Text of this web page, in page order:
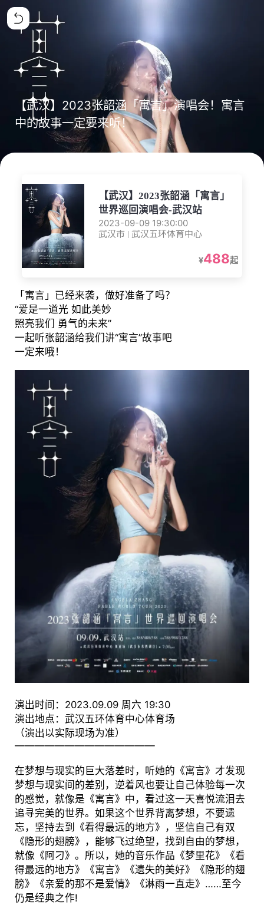
【武汉】2023张韶涵「寓言」演唱会！寓言
中的故事一定要来听！
【武汉】2023张韶涵「寓言」
世界巡回演唱会-武汉站
2023-09-09 19:30:00
武汉市 | 武汉五环体育中心
¥488起
「寓言」已经来袭，做好准备了吗？
“爱是一道光 如此美妙
照亮我们 勇气的未来”
一起听张韶涵给我们讲“寓言”故事吧
一定来哦！
演出时间：2023.09.09 周六 19:30
演出地点：武汉五环体育中心体育场
（演出以实际现场为准）
——————————————
在梦想与现实的巨大落差时，听她的《寓言》才发现
梦想与现实间的差别，逆着风也要让自己体验每一次
的感觉，就像是《寓言》中，看过这一天喜悦流泪去
追寻完美的世界。如果这个世界背离梦想，不要遗
忘，坚持去到《看得最远的地方》，坚信自己有双
《隐形的翅膀》，能够飞过绝望，找到自由的梦想，
就像《阿刁》。所以，她的音乐作品《梦里花》《看
得最远的地方》《寓言》《遗失的美好》《隐形的翅
膀》《亲爱的那不是爱情》《淋雨一直走》……至今
仍是经典之作!